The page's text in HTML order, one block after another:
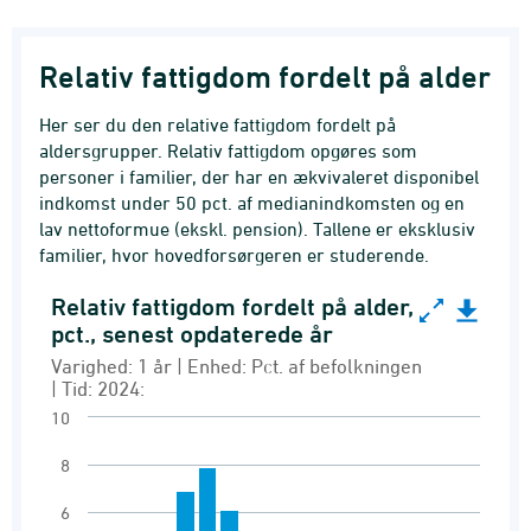
Relativ fattigdom fordelt på alder
Her ser du den relative fattigdom fordelt på
aldersgrupper. Relativ fattigdom opgøres som
personer i familier, der har en ækvivaleret disponibel
indkomst under 50 pct. af medianindkomsten og en
lav nettoformue (ekskl. pension). Tallene er eksklusiv
familier, hvor hovedforsørgeren er studerende.
Relativ fattigdom fordelt på alder, pct., senest
Bar chart with 18 bars.
Varighed: 1 år | Enhed: Pct. af befolkningen |
Relativ fattigdom
View as data table, Relativ fattigdom
The chart has 1 X axis displaying Alder.
Relativ fattigdom fordelt på alder,
pct., senest opdaterede år
Varighed: 1 år | Enhed: Pct. af befolkningen
| Tid: 2024:
6
8
10